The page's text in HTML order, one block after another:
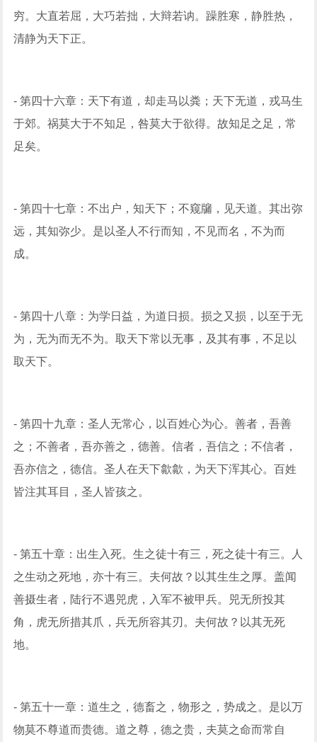
穷。大直若屈，大巧若拙，大辩若讷。躁胜寒，静胜热，
清静为天下正。
- 第四十六章：天下有道，却走马以粪；天下无道，戎马生
于郊。祸莫大于不知足，咎莫大于欲得。故知足之足，常
足矣。
- 第四十七章：不出户，知天下；不窥牖，见天道。其出弥
远，其知弥少。是以圣人不行而知，不见而名，不为而
成。
- 第四十八章：为学日益，为道日损。损之又损，以至于无
为，无为而无不为。取天下常以无事，及其有事，不足以
取天下。
- 第四十九章：圣人无常心，以百姓心为心。善者，吾善
之；不善者，吾亦善之，德善。信者，吾信之；不信者，
吾亦信之，德信。圣人在天下歙歙，为天下浑其心。百姓
皆注其耳目，圣人皆孩之。
- 第五十章：出生入死。生之徒十有三，死之徒十有三。人
之生动之死地，亦十有三。夫何故？以其生生之厚。盖闻
善摄生者，陆行不遇兕虎，入军不被甲兵。兕无所投其
角，虎无所措其爪，兵无所容其刃。夫何故？以其无死
地。
- 第五十一章：道生之，德畜之，物形之，势成之。是以万
物莫不尊道而贵德。道之尊，德之贵，夫莫之命而常自